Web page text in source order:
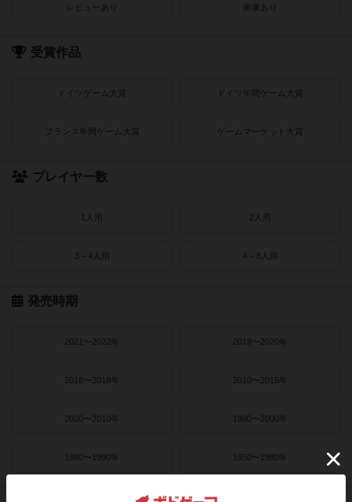
レビューあり 画像あり
受賞作品
ドイツゲーム大賞 ドイツ年間ゲーム大賞
フランス年間ゲーム大賞 ゲームマーケット大賞
プレイヤー数
1人用 2人用
3～4人用 4～8人用
発売時期
2021〜2022年 2019〜2020年
2016〜2018年 2010〜2015年
2000〜2010年 1990〜2000年
1980〜1990年 1950〜1980年